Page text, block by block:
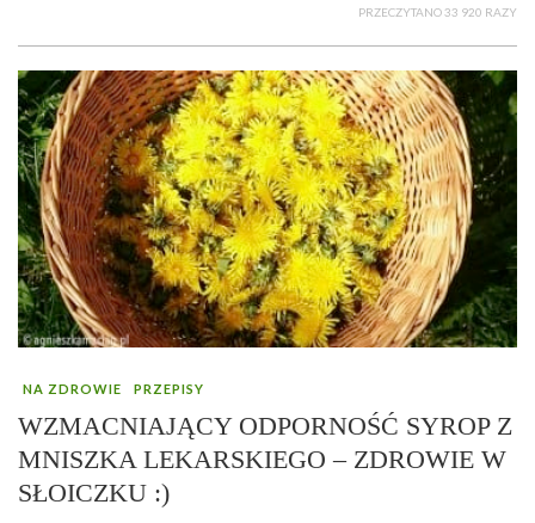
PRZECZYTANO 33 920 RAZY
NA ZDROWIE PRZEPISY
WZMACNIAJĄCY ODPORNOŚĆ SYROP Z
MNISZKA LEKARSKIEGO – ZDROWIE W
SŁOICZKU :)